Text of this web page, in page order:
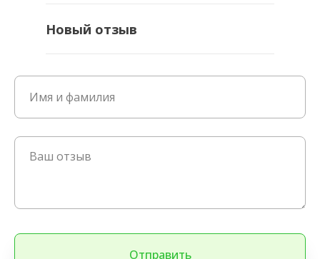
Новый отзыв
Отправить